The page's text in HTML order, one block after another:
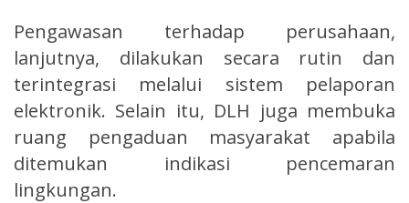
Pengawasan terhadap perusahaan,
lanjutnya, dilakukan secara rutin dan
terintegrasi melalui sistem pelaporan
elektronik. Selain itu, DLH juga membuka
ruang pengaduan masyarakat apabila
ditemukan indikasi pencemaran
lingkungan.